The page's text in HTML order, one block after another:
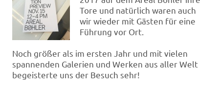
Tore und natürlich waren auch
wir wieder mit Gästen für eine
Führung vor Ort.
Noch größer als im ersten Jahr und mit vielen
spannenden Galerien und Werken aus aller Welt
begeisterte uns der Besuch sehr!